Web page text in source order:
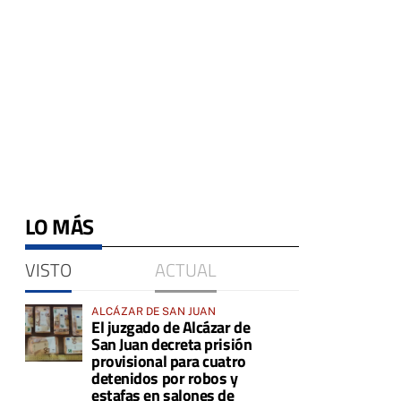
LO MÁS
VISTO ACTUAL
ALCÁZAR DE SAN JUAN
El juzgado de Alcázar de
San Juan decreta prisión
provisional para cuatro
detenidos por robos y
estafas en salones de